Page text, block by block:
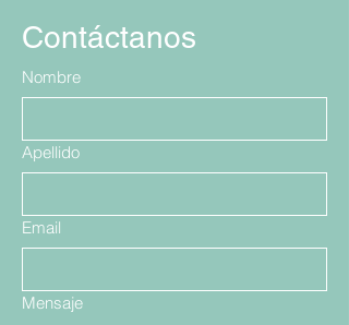
Contáctanos
Nombre
Apellido
Email
Mensaje